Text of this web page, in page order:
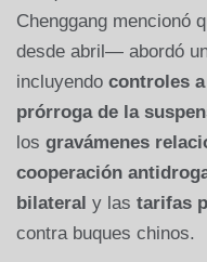
Chenggang mencionó
desde abril— abordó
incluyendo controles
prórroga de la
los gravámenes
cooperación
bilateral y las tarifas
contra buques chinos.